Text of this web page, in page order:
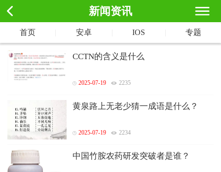
新闻资讯
首页 安卓 IOS 专题
CCTN的含义是什么
2025-07-19 2235
黄泉路上无老少猜一成语是什么？
2025-07-19 2234
中国竹胺农药研发突破者是谁？